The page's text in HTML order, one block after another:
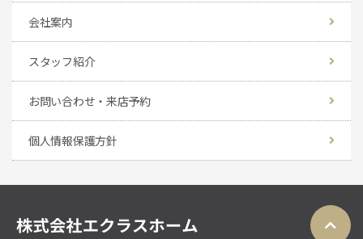
会社案内
スタッフ紹介
お問い合わせ・来店予約
個人情報保護方針